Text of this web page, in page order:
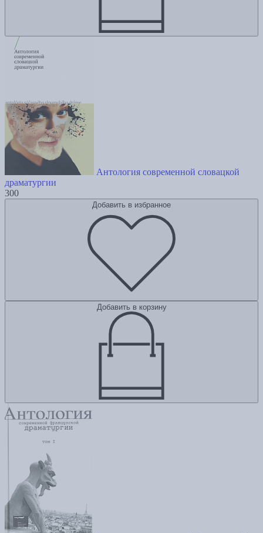
Антология современной словацкой
драматургии
300
Добавить в избранное
Добавить в корзину